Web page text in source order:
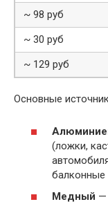
~ 98 руб
~ 30 руб
~ 129 руб
Основные
(ложки,
балконные
Медный —